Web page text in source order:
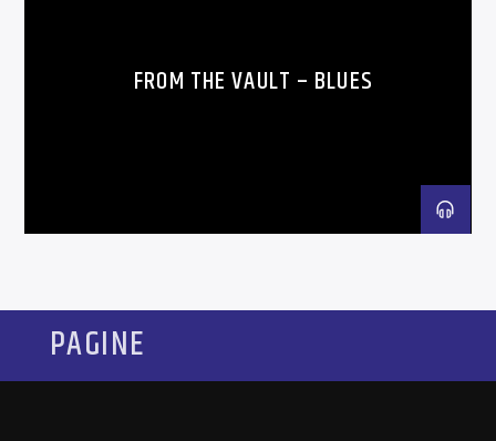
FROM THE VAULT – BLUES
PAGINE